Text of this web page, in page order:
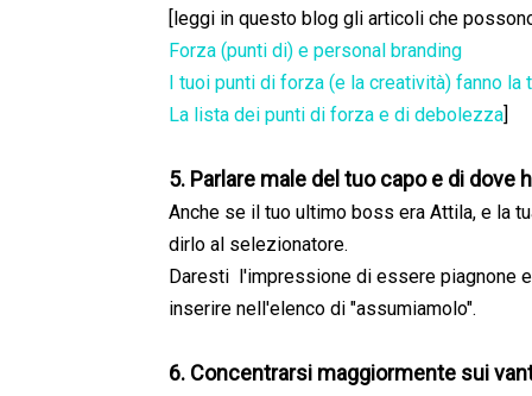
[leggi in questo blog gli articoli che
Forza (punti di) e personal branding
I tuoi punti di forza (e la creatività) fanno la
La lista dei punti di forza e di debolezza
5. Parlare male del tuo capo e di dove
Anche se il tuo ultimo boss era Attila, e la
dirlo al selezionatore.
Daresti l'impressione di essere piagnone
inserire nell'elenco di "assumiamolo".
6. Concentrarsi maggiormente sui